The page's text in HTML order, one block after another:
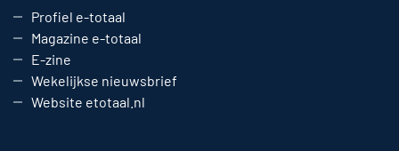
Profiel e-totaal
Magazine e-totaal
E-zine
Wekelijkse nieuwsbrief
Website etotaal.nl